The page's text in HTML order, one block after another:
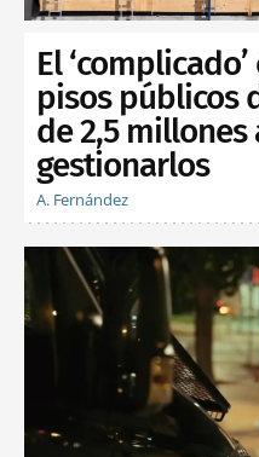
El
pisos públicos
de 2,5 millones
gestionarlos
A. Fernández